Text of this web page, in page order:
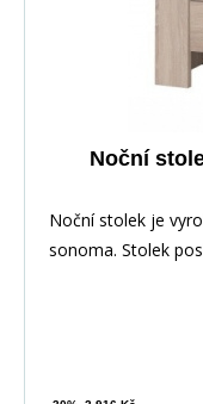
Noční
Noční stolek je
sonoma. Stolek